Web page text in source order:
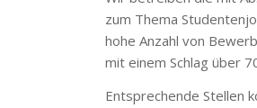
zum Thema
hohe Anzahl von
mit einem Schlag über
Entsprechende Stellen